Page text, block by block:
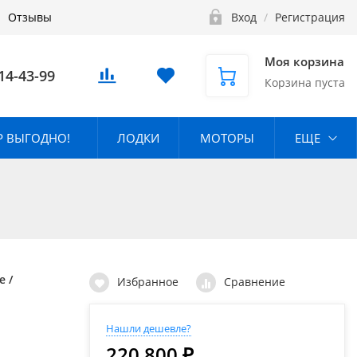
Отзывы Вход / Регистрация
43-99
Моя корзина
Корзина пуста
ВЫГОДНО! ЛОДКИ МОТОРЫ ЕЩЕ
/
Избранное Сравнение
Нашли дешевле?